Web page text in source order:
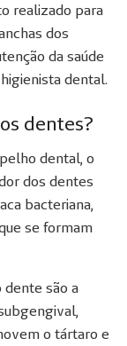
realizado para
dos
da saúde
dental.
dentes?
dental, o
dos dentes
bacteriana,
se formam
dente são a
o tártaro e